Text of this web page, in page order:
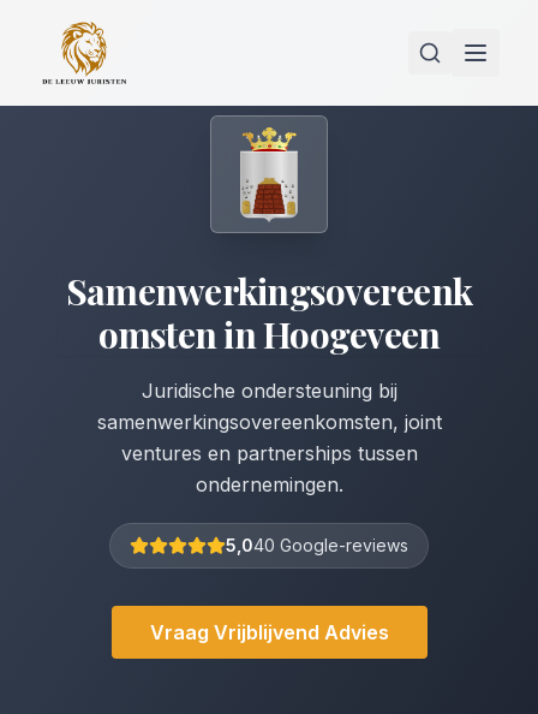
Samenwerkingsovereenk
omsteninHoogeveen
Juridische ondersteuning bij
samenwerkingsovereenkomsten, joint
ventures en partnerships tussen
ondernemingen.
5,040 Google-reviews
Vraag Vrijblijvend Advies